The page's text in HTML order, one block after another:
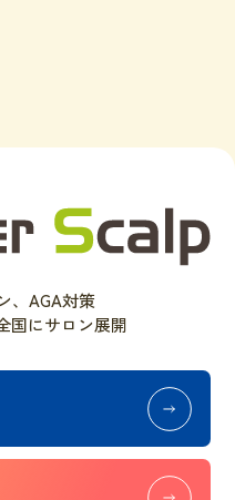
、AGA対策
国にサロン展開